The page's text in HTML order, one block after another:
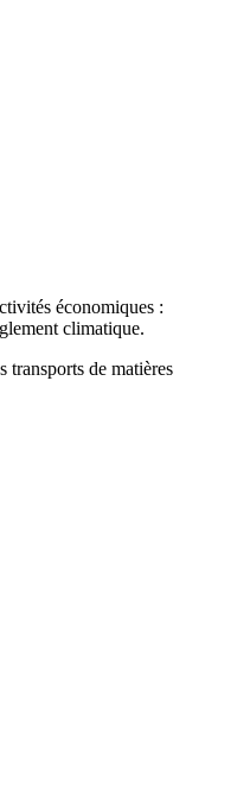
économiques :
climatique.
transports de matières